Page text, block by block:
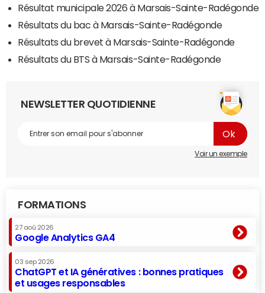
Résultat municipale 2026 à Marsais-Sainte-Radégonde
Résultats du bac à Marsais-Sainte-Radégonde
Résultats du brevet à Marsais-Sainte-Radégonde
Résultats du BTS à Marsais-Sainte-Radégonde
NEWSLETTER QUOTIDIENNE
Voir un exemple
FORMATIONS
27 aoû 2026
Google Analytics GA4
03 sep 2026
ChatGPT et IA génératives : bonnes pratiques
et usages responsables